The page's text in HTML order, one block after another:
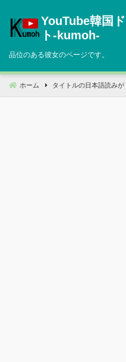
へ
動
YouTube韓国
ト‐kumoh‐
品位のある彼女のページです。
ホーム タイトルの日本語読み